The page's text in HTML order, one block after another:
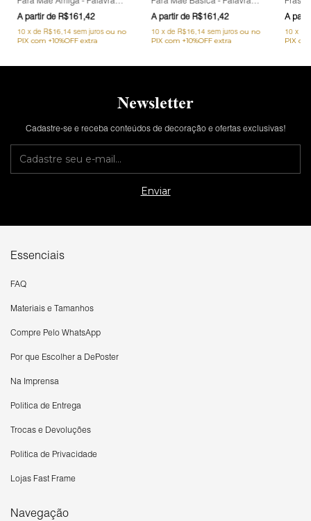
Homenagem, Mães
R$161,42
10 xde R$16,14 sem juros
Homenagem, Mães
R$161,42
10 xde R$16,14 sem juros 10 x
Newsletter
Cadastre-se e receba conteúdos de decoração e ofertas exclusivas!
Essenciais
FAQ
Materiais e Tamanhos
Compre Pelo WhatsApp
Por que Escolher a DePoster
Na Imprensa
Política de Entrega
Trocas e Devoluções
Política de Privacidade
Lojas Fast Frame
Navegação